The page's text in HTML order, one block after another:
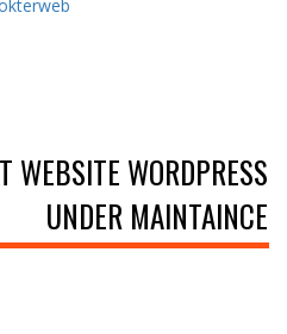
WEBSITE WORDPRESS
UNDER MAINTAINCE